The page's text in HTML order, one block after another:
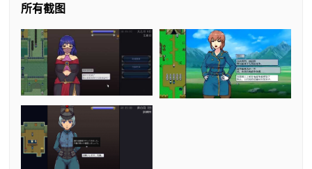
所有截图